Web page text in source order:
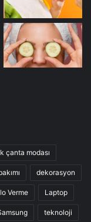
çanta modası
dekorasyon
Verme Laptop
teknoloji